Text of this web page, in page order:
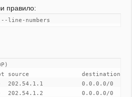
правило:
line-numbers
source               destination
202.54.1.1           0.0.0.0/0
202.54.1.2           0.0.0.0/0